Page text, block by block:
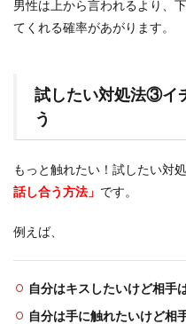
男性は上から言われるより、
てくれる確率があがります。
試したい対処法③イ
う
もっと触れたい！試したい対
話し合う方法」 です。
例えば、
自分はキスしたいけど相手
自分は手に触れたいけど相